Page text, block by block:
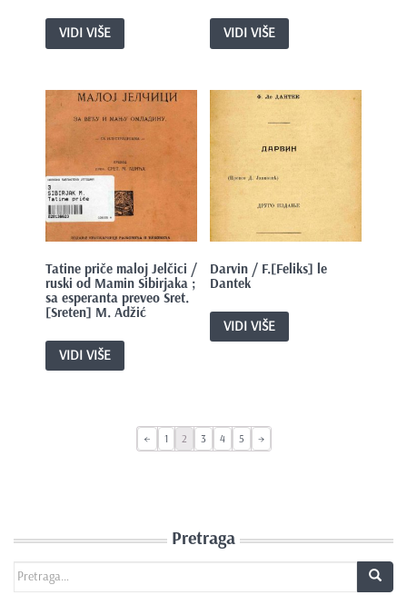
VIDI VIŠE VIDI VIŠE
Tatine priče maloj Jelčici /
ruski od Mamin Sibirjaka ;
sa esperanta preveo Sret.
[Sreten] M. Adžić
VIDI VIŠE
Darvin / F.[Feliks] le
Dantek
VIDI VIŠE
← 1 2 3 4 5 →
Pretraga
Search for: